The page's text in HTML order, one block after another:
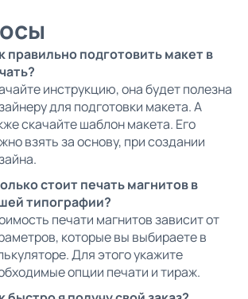
правильно подготовить макет в
инструкцию, она будет полезна
для подготовки макета. А
скачайте шаблон макета. Его
взять за основу, при создании
стоит печать магнитов в
типографии?
печати магнитов зависит от
которые вы выбираете в
Для этого укажите
опции печати и тираж.